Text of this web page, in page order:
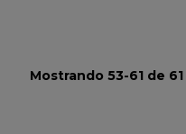
Mostrando 53-61 de